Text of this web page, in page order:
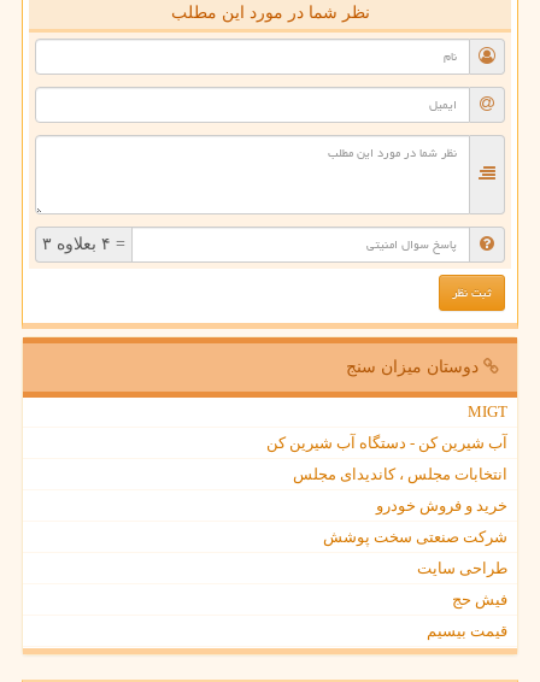
نظر شما در مورد این مطلب
= ۴ بعلاوه ۳
دوستان میزان سنج
MIGT
آب شیرین کن - دستگاه آب شیرین کن
انتخابات مجلس ، کاندیدای مجلس
خرید و فروش خودرو
شرکت صنعتی سخت پوشش
طراحی سایت
فیش حج
قیمت بیسیم